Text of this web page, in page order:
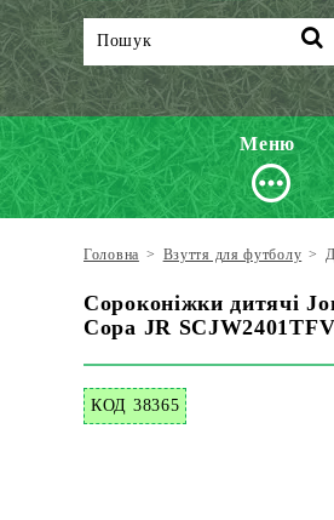
Меню
Головна > Взуття для футболу >
Сороконіжки дитячі
Copa JR SCJW2401TFV
КОД 38365